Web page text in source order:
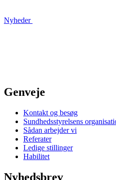
Nyheder
Genveje
Kontakt og besøg
Sundhedsstyrelsens
Sådan arbejder vi
Referater
Ledige stillinger
Habilitet
Nyhedsbrev